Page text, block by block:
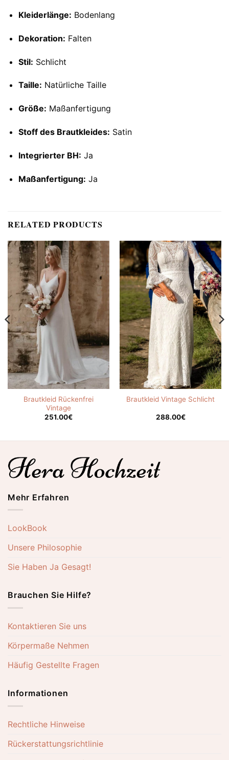
Kleiderlänge: Bodenlang
Dekoration: Falten
Stil: Schlicht
Taille: Natürliche Taille
Größe: Maßanfertigung
Stoff des Brautkleides: Satin
Integrierter BH: Ja
Maßanfertigung: Ja
RELATED PRODUCTS
Brautkleid Rückenfrei
Vintage
251.00€
Brautkleid Vintage Schlicht
288.00€
Mehr Erfahren
LookBook
Unsere Philosophie
Sie Haben Ja Gesagt!
Brauchen Sie Hilfe?
Kontaktieren Sie uns
Körpermaße Nehmen
Häufig Gestellte Fragen
Informationen
Rechtliche Hinweise
Rückerstattungsrichtlinie